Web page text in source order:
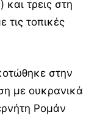
τρεις στη
τις τοπικές
στην
με ουκρανικά
Ρομάν